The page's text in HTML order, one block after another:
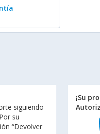
siguiendo
su
“Devolver
¡Su